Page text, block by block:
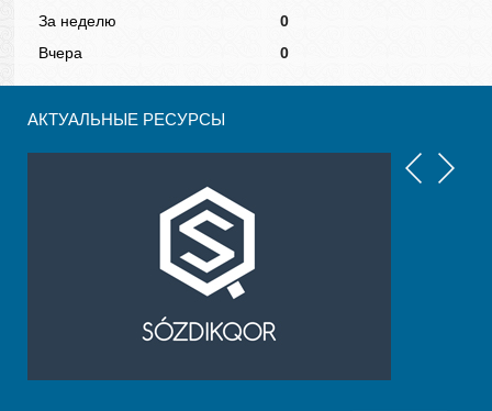
За неделю
0
Вчера
0
АКТУАЛЬНЫЕ РЕСУРСЫ